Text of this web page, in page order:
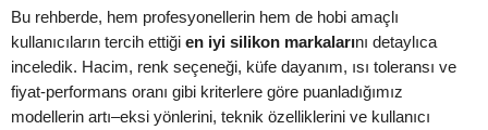
Bu rehberde, hem profesyonellerin hem de hobi amaçlı
kullanıcıların tercih ettiği en iyi silikon markalarını detaylıca
inceledik. Hacim, renk seçeneği, küfe dayanım, ısı toleransı ve
fiyat-performans oranı gibi kriterlere göre puanladığımız
modellerin artı–eksi yönlerini, teknik özelliklerini ve kullanıcı